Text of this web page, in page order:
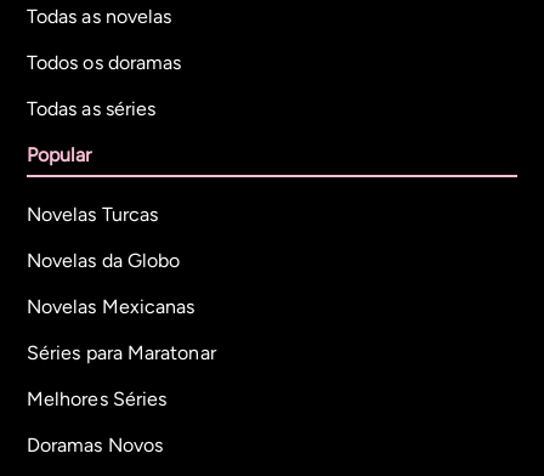
Todas as novelas
Todos os doramas
Todas as séries
Popular
Novelas Turcas
Novelas da Globo
Novelas Mexicanas
Séries para Maratonar
Melhores Séries
Doramas Novos